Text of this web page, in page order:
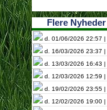
Flere Nyheder
d. 01/06/2026 22:57 |
d. 16/03/2026 23:37 |
d. 13/03/2026 16:43 |
d. 12/03/2026 12:59 |
d. 19/02/2026 23:55 |
d. 12/02/2026 19:00 |